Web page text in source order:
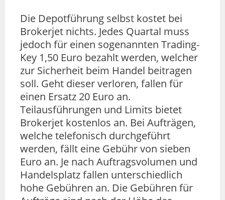
Die Depotführung selbst kostet bei
Brokerjet nichts. Jedes Quartal muss
jedoch für einen sogenannten Trading-
Key 1,50 Euro bezahlt werden, welcher
zur Sicherheit beim Handel beitragen
soll. Geht dieser verloren, fallen für
einen Ersatz 20 Euro an.
Teilausführungen und Limits bietet
Brokerjet kostenlos an. Bei Aufträgen,
welche telefonisch durchgeführt
werden, fällt eine Gebühr von sieben
Euro an. Je nach Auftragsvolumen und
Handelsplatz fallen unterschiedlich
hohe Gebühren an. Die Gebühren für